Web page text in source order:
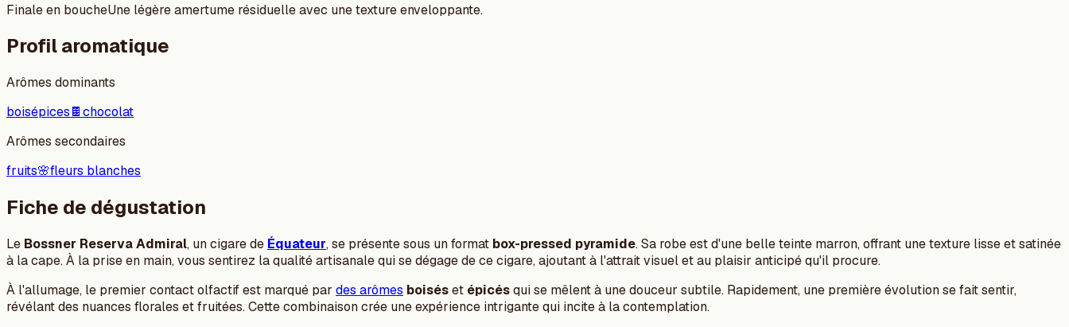
Finale en boucheUne légère amertume résiduelle avec une texture enveloppante.
Profil aromatique
Arômes dominants
boisépices🍫chocolat
Arômes secondaires
fruits🌸fleurs blanches
Fiche de dégustation
Le Bossner Reserva Admiral, un cigare de Équateur, se présente sous un format box-pressed pyramide. Sa robe est d'une belle teinte marron, offrant une texture lisse et satinée
à la cape. À la prise en main, vous sentirez la qualité artisanale qui se dégage de ce cigare, ajoutant à l'attrait visuel et au plaisir anticipé qu'il procure.
À l'allumage, le premier contact olfactif est marqué par des arômes boiséset épicésqui se mêlent à une douceur subtile. Rapidement, une première évolution se fait sentir,
révélant des nuances florales et fruitées. Cette combinaison crée une expérience intrigante qui incite à la contemplation.